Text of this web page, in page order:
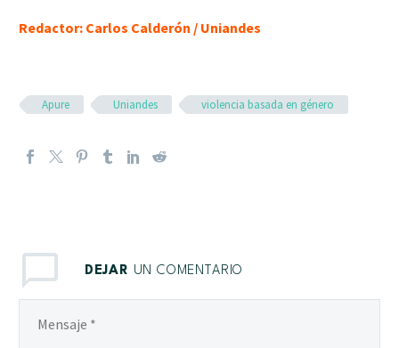
Redactor: Carlos Calderón / Uniandes
Apure Uniandes violencia basada en género
DEJAR UN COMENTARIO